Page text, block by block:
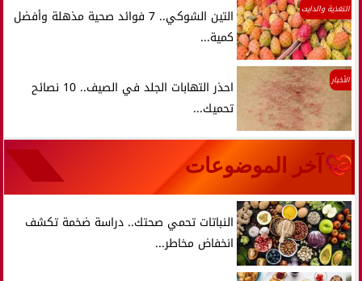
التغذية والدايت
التين الشوكي.. 7 فوائد صحية مذهلة وأفضل
كمية...
الأخبار
احذر التهابات الجلد في الصيف.. 10 نصائح
تحميك...
آخر الموضوعات
النباتات تحمي صحتك.. دراسة ضخمة تكشف
انخفاض مخاطر...